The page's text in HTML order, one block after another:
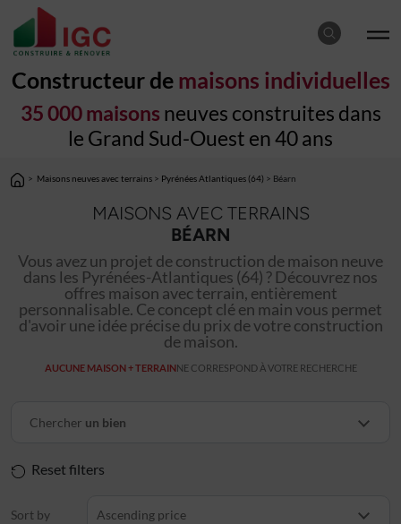
Constructeur de maisons individuelles
35 000 maisons neuves construites dans
le Grand Sud-Ouest en 40 ans
> Maisons neuves avec terrains > Pyrénées Atlantiques (64) > Béarn
MAISONS AVEC TERRAINS
BÉARN
Vous avez un projet de construction de maison neuve
dans les Pyrénées-Atlantiques (64) ? Découvrez nos
offres maison avec terrain, entièrement
personnalisable. Ce concept clé en main vous permet
d'avoir une idée précise du prix de votre construction
de maison.
AUCUNE MAISON + TERRAINNE CORRESPOND À VOTRE RECHERCHE
Chercher un bien
Reset filters
Sort by Ascending price